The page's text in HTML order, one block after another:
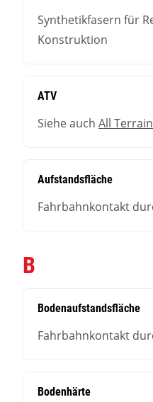
Synthetikfasern für
Konstruktion
ATV
Siehe auch All
Aufstandsfläche
Fahrbahnkontakt
B
Bodenaufstandsfläche
Fahrbahnkontakt
Bodenhärte